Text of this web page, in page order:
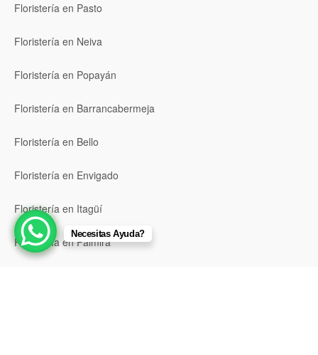
Floristería en Pasto
Floristería en Neiva
Floristería en Popayán
Floristería en Barrancabermeja
Floristería en Bello
Floristería en Envigado
Floristería en Itagüí
Floristería en Palmira
Necesitas Ayuda?